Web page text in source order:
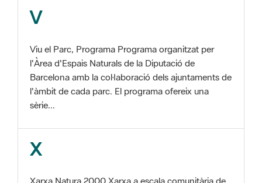
l'Àrea d'Espais Naturals de la Diputació de
l'àmbit de cada parc. El programa ofereix una
sèrie...
X
llocs protegits. Inclou una mostra representativa
aconseguir la protecció de les espècies de...